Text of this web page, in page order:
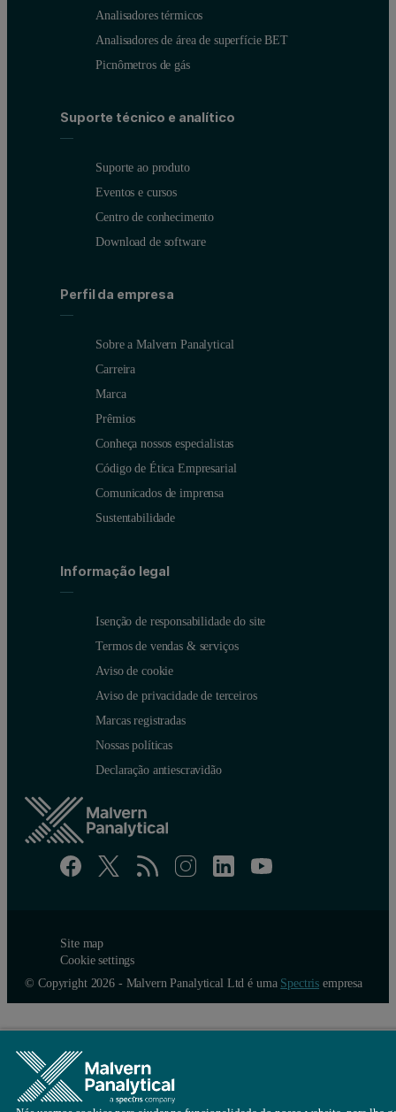
Analisadores térmicos
Analisadores de área de superfície BET
Picnômetros de gás
Suporte técnico e analítico
Suporte ao produto
Eventos e cursos
Centro de conhecimento
Download de software
Perfil da empresa
Sobre a Malvern Panalytical
Carreira
Marca
Prêmios
Conheça nossos especialistas
Código de Ética Empresarial
Comunicados de imprensa
Sustentabilidade
Informação legal
Isenção de responsabilidade do site
Termos de vendas & serviços
Aviso de cookie
Aviso de privacidade de terceiros
Marcas registradas
Nossas políticas
Declaração antiescravidão
Site map
Cookie settings
© Copyright 2026 - Malvern Panalytical Ltd é uma Spectris empresa